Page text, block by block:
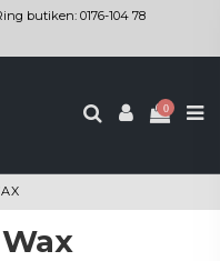
butiken: 0176-104 78
0